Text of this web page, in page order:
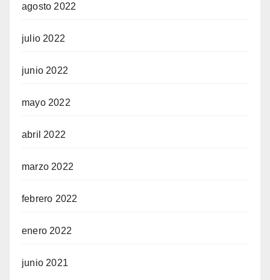
agosto 2022
julio 2022
junio 2022
mayo 2022
abril 2022
marzo 2022
febrero 2022
enero 2022
junio 2021